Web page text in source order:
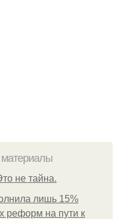
не тайна.
лишь 15%
реформ на пути к